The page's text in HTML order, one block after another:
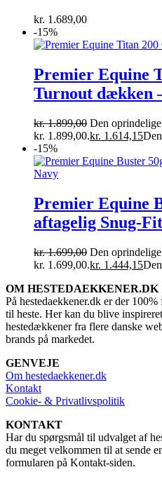
kr. 1.689,00
-15%
Premier Equine
Turnout dækken
kr.1.899,00 Den
kr. 1.899,00.kr. 1.614,15
-15%
Premier Equine
aftagelig Snug-
kr.1.699,00 Den
kr. 1.699,00.kr. 1.444,15
OM HESTEDAEKKENER.DK
På hestedaekkener.dk er der
til heste. Her kan du blive
hestedækkener fra flere danske
brands på markedet.
GENVEJE
Om hestedaekkener.dk
Kontakt
Cookie- & Privatlivspolitik
KONTAKT
Har du spørgsmål til udvalget af
du meget velkommen til at sende
formularen på Kontakt-siden.